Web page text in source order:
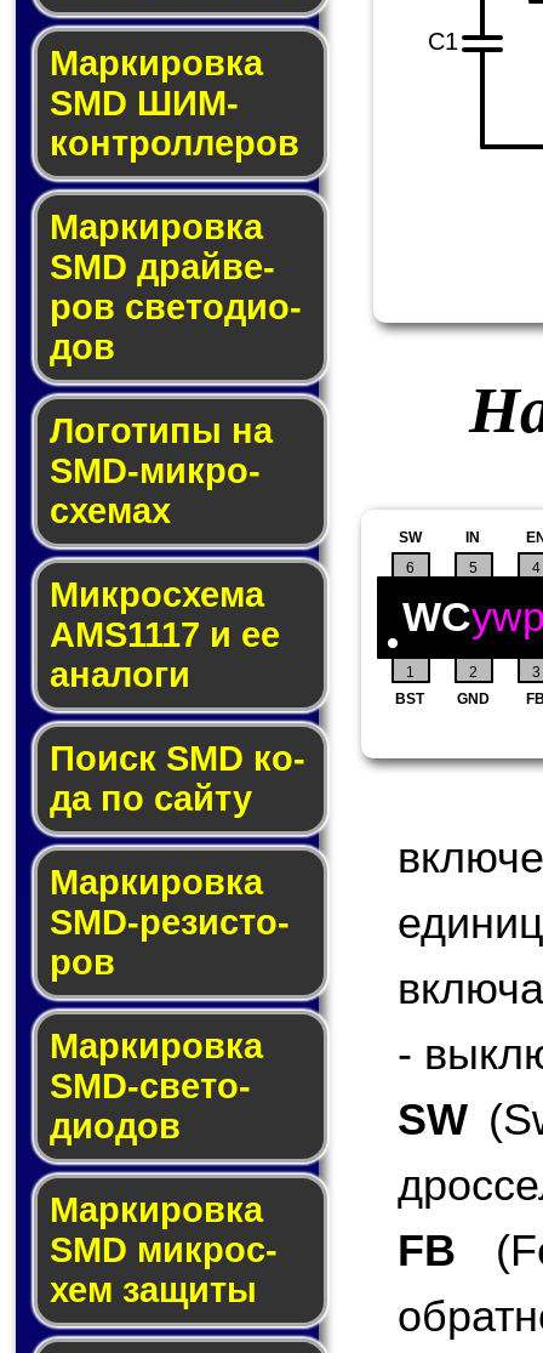
Маркировка
SMD ШИМ-
кон­трол­ле­ров
Маркировка
SMD драй­ве­
ров све­то­ди­о­
дов
Логотипы на
SMD-мик­ро­
схе­мах
Микросхема
AMS1117 и ее
ана­ло­ги
Поиск SMD ко­
да по сай­ту
Маркировка
SMD-ре­зис­то­
ров
Маркировка
SMD-све­то­
дио­дов
Мар­ки­ров­ка
SMD мик­рос­
хем защиты
C1
1 2 3
4
BST GND
IN
5
6
SW
WC
-
SW
FB